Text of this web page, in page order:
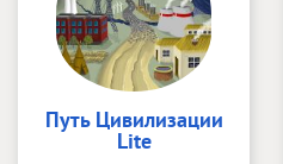
Путь Цивилизации
Lite